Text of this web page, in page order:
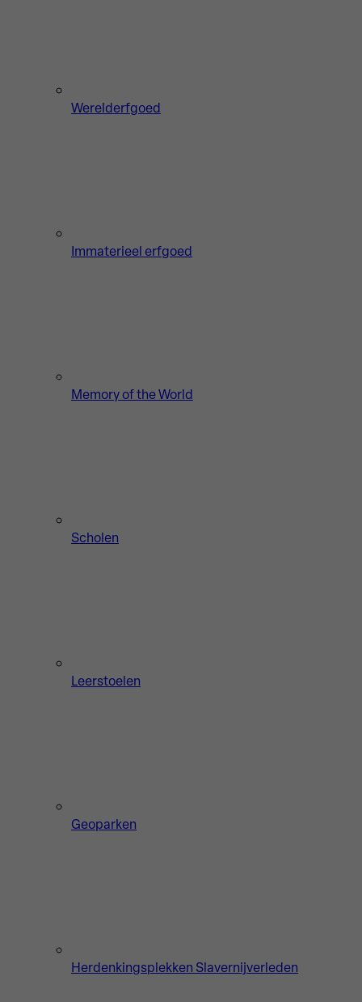
Werelderfgoed
Immaterieel erfgoed
Memory of the World
Scholen
Leerstoelen
Geoparken
Herdenkingsplekken Slavernijverleden